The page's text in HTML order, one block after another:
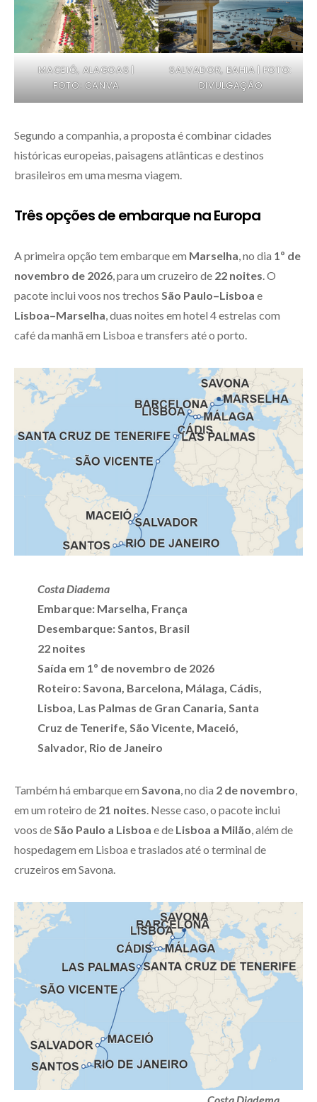
MACEIÓ, ALAGOAS |
FOTO: CANVA
SALVADOR, BAHIA | FOTO:
DIVULGAÇÃO
Segundo a companhia, a proposta é combinar cidades
históricas europeias, paisagens atlânticas e destinos
brasileiros em uma mesma viagem.
Três opções de embarque na Europa
A primeira opção tem embarque em Marselha , no dia 1º de
novembro de 2026 , para um cruzeiro de 22 noites . O
pacote inclui voos nos trechos São Paulo–Lisboa e
Lisboa–Marselha , duas noites em hotel 4 estrelas com
café da manhã em Lisboa e transfers até o porto.
Costa Diadema
Embarque: Marselha, França
Desembarque: Santos, Brasil
22 noites
Saída em 1º de novembro de 2026
Roteiro: Savona, Barcelona, Málaga, Cádis,
Lisboa, Las Palmas de Gran Canaria, Santa
Cruz de Tenerife, São Vicente, Maceió,
Salvador, Rio de Janeiro
Também há embarque em Savona , no dia 2 de novembro
em um roteiro de 21 noites . Nesse caso, o pacote inclui
voos de São Paulo a Lisboa e de Lisboa a Milão , além de
hospedagem em Lisboa e traslados até o terminal de
cruzeiros em Savona.